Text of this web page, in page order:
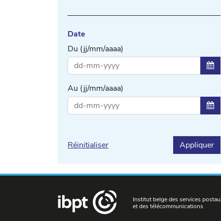
Date
Du (jj/mm/aaaa)
Au (jj/mm/aaaa)
Réinitialiser Appliquer
Institut belge des services
et des télécommunications